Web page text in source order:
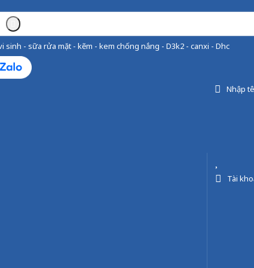
sinh - sữa rửa mặt - kẽm - kem chống nắng - D3k2 - canxi - Dhc
Nhập
Tài